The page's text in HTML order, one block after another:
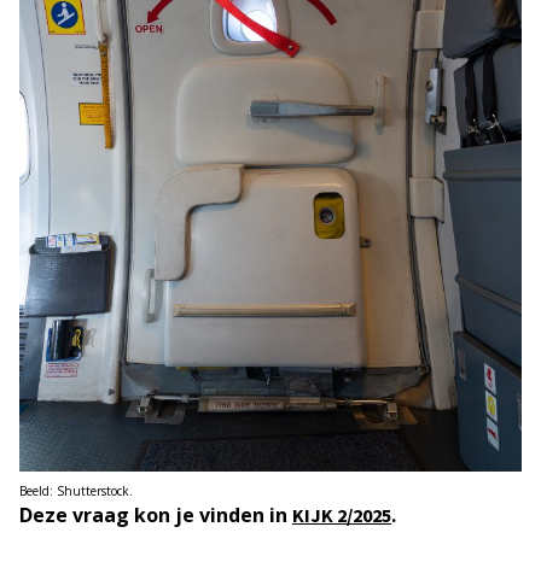
Beeld: Shutterstock.
Deze vraag kon je vinden in KIJK 2/2025.